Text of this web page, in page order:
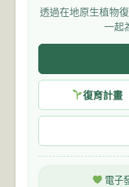
透過在地原生植物
一起
復育計畫
電子